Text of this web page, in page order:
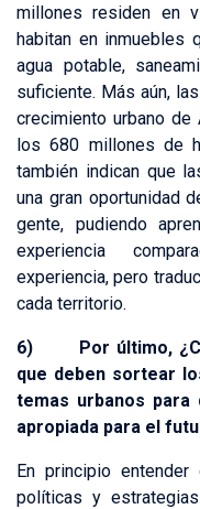
millones residen en
habitan en inmuebles
agua potable,
suficiente. Más aún,
crecimiento urbano de
los 680 millones de
también indican que
una gran oportunidad
gente, pudiendo
experiencia
experiencia, pero
cada territorio.
6) Por último,
que deben sortear
temas urbanos para
apropiada para el
En principio
políticas y